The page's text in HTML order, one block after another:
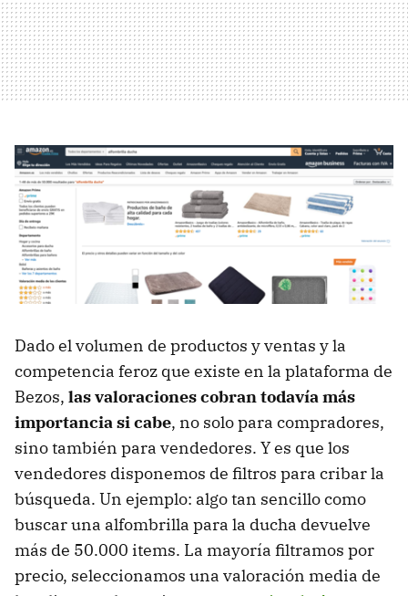
Dado el volumen de productos y ventas y la
competencia feroz que existe en la plataforma de
Bezos, las valoraciones cobran todavía más
importancia si cabe, no solo para compradores,
sino también para vendedores. Y es que los
vendedores disponemos de filtros para cribar la
búsqueda. Un ejemplo: algo tan sencillo como
buscar una alfombrilla para la ducha devuelve
más de 50.000 items. La mayoría filtramos por
precio, seleccionamos una valoración media de